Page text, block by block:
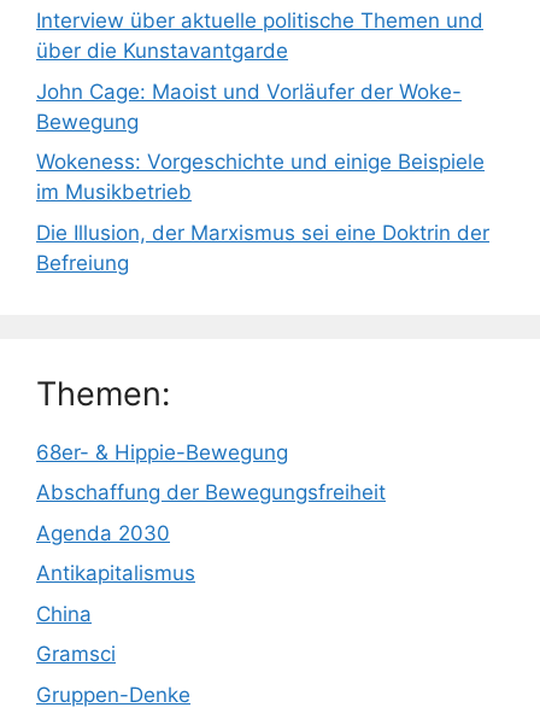
Interview über aktuelle politische Themen und
über die Kunstavantgarde
John Cage: Maoist und Vorläufer der Woke-
Bewegung
Wokeness: Vorgeschichte und einige Beispiele
im Musikbetrieb
Die Illusion, der Marxismus sei eine Doktrin der
Befreiung
Themen:
68er- & Hippie-Bewegung
Abschaffung der Bewegungsfreiheit
Agenda 2030
Antikapitalismus
China
Gramsci
Gruppen-Denke